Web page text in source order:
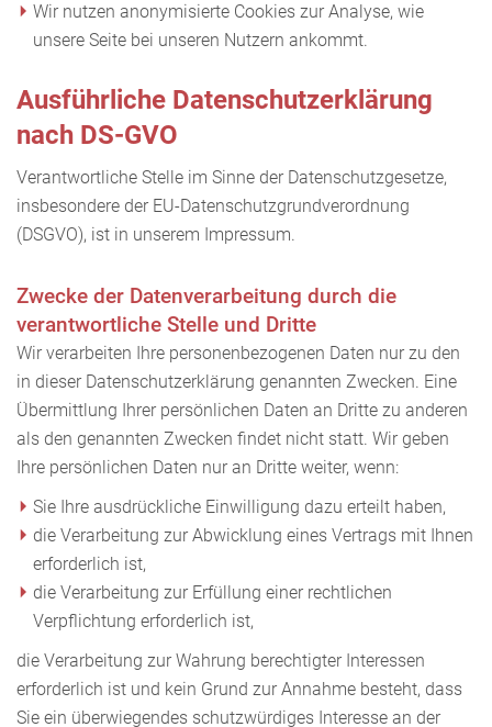
Wir nutzen anonymisierte Cookies zur Analyse, wie
unsere Seite bei unseren Nutzern ankommt.
Ausführliche Datenschutzerklärung
nach DS-GVO
Verantwortliche Stelle im Sinne der Datenschutzgesetze,
insbesondere der EU-Datenschutzgrundverordnung
(DSGVO), ist in unserem Impressum.
Zwecke der Datenverarbeitung durch die
verantwortliche Stelle und Dritte
Wir verarbeiten Ihre personenbezogenen Daten nur zu den
in dieser Datenschutzerklärung genannten Zwecken. Eine
Übermittlung Ihrer persönlichen Daten an Dritte zu anderen
als den genannten Zwecken findet nicht statt. Wir geben
Ihre persönlichen Daten nur an Dritte weiter, wenn:
Sie Ihre ausdrückliche Einwilligung dazu erteilt haben,
die Verarbeitung zur Abwicklung eines Vertrags mit Ihnen
erforderlich ist,
die Verarbeitung zur Erfüllung einer rechtlichen
Verpflichtung erforderlich ist,
die Verarbeitung zur Wahrung berechtigter Interessen
erforderlich ist und kein Grund zur Annahme besteht, dass
Sie ein überwiegendes schutzwürdiges Interesse an der